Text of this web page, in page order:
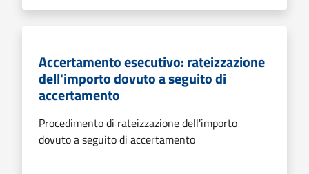
Accertamento esecutivo: rateizzazione
dell'importo dovuto a seguito di
accertamento
Procedimento di rateizzazione dell'importo
dovuto a seguito di accertamento